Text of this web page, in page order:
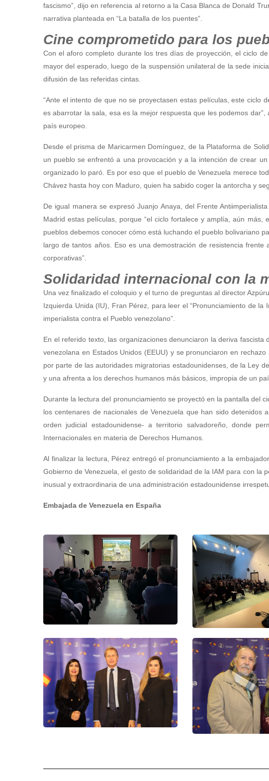
fascismo”, dijo en referencia al retorno a la Casa Blanca de Donald
narrativa planteada en “La batalla de los puentes”.
Cine comprometido para los
Con el aforo completo durante los tres días de proyección, el ciclo
mayor del esperado, luego de la suspensión unilateral de la sede
difusión de las referidas cintas.
“Ante el intento de que no se proyectasen estas películas, este ciclo
es abarrotar la sala, esa es la mejor respuesta que les podemos
país europeo.
Desde el prisma de Maricarmen Domínguez, de la Plataforma de
un pueblo se enfrentó a una provocación y a la intención de crear
organizado lo paró. Es por eso que el pueblo de Venezuela merece
Chávez hasta hoy con Maduro, quien ha sabido coger la antorcha y
De igual manera se expresó Juanjo Anaya, del Frente
Madrid estas películas, porque “el ciclo fortalece y amplía, aún
pueblos debemos conocer cómo está luchando el pueblo bolivariano
largo de tantos años. Eso es una demostración de resistencia
corporativas”.
Solidaridad internacional con la
Una vez finalizado el coloquio y el turno de preguntas al director
Izquierda Unida (IU), Fran Pérez, para leer el “Pronunciamiento de
imperialista contra el Pueblo venezolano”.
En el referido texto, las organizaciones denunciaron la deriva
venezolana en Estados Unidos (EEUU) y se pronunciaron en
por parte de las autoridades migratorias estadounidenses, de la Ley
y una afrenta a los derechos humanos más básicos, impropia de un
Durante la lectura del pronunciamiento se proyectó en la pantalla del
los centenares de nacionales de Venezuela que han sido detenidos
orden judicial estadounidense- a territorio salvadoreño, donde
Internacionales en materia de Derechos Humanos.
Al finalizar la lectura, Pérez entregó el pronunciamiento a la
Gobierno de Venezuela, el gesto de solidaridad de la IAM para con la
inusual y extraordinaria de una administración estadounidense
Embajada de Venezuela en España